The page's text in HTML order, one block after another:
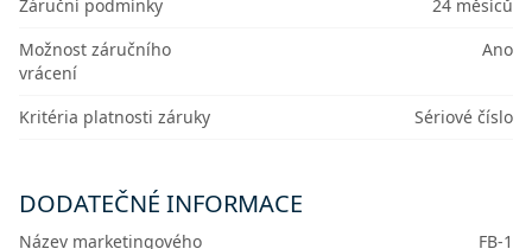
Záruční podmínky
24 měsíců
Možnost záručního
vrácení
Ano
Kritéria platnosti záruky Sériové číslo
DODATEČNÉ INFORMACE
Název marketingového
FB-1